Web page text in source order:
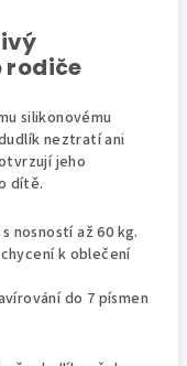
rodiče
silikonovému
neztratí ani
jeho
dítě.
nosností až 60 kg.
k oblečení
do 7 písmen